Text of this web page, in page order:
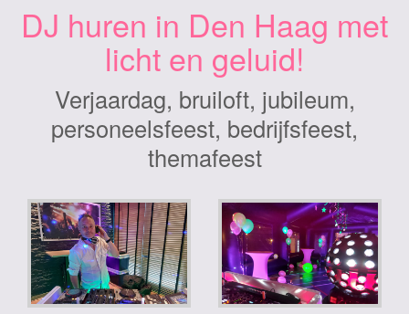
DJ huren in Den Haag met
licht en geluid!
Verjaardag, bruiloft, jubileum,
personeelsfeest, bedrijfsfeest,
themafeest